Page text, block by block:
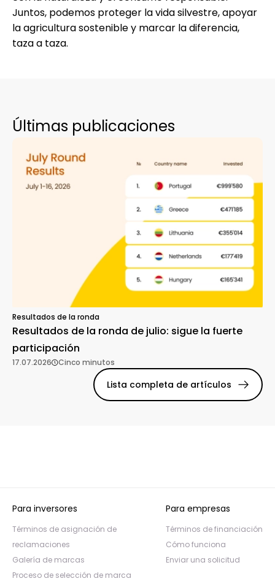
Juntos, podemos proteger la vida silvestre, apoyar
la agricultura sostenible y marcar la diferencia,
taza a taza.
Últimas publicaciones
Resultados de la ronda
Resultados de la ronda de julio: sigue la fuerte
participación
17.07.2026 Cinco minutos
Lista completa de artículos
Para inversores
Términos de asignación de
reclamaciones
Galería de marcas
Proceso de selección de marca
Para empresas
Términos de financiación
Cómo funciona
Enviar una solicitud